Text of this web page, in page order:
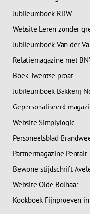
Jubileumboek RDW
Website Leren zonder
Jubileumboek Van der
Relatiemagazine met
Boek Twentse proat
Jubileumboek Bakkerij
Gepersonaliseerd
Website Simplylogic
Personeelsblad
Partnermagazine Pentair
Bewonerstijdschrift
Website Olde Bolhaar
Kookboek Fijnproeven